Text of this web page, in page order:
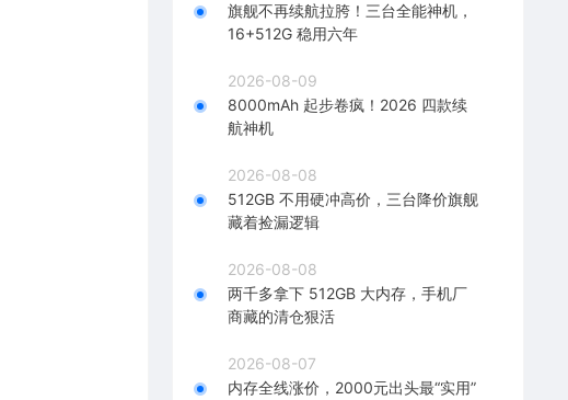
旗舰不再续航拉胯！三台全能神机，
16+512G 稳用六年
2026-08-09
8000mAh 起步卷疯！2026 四款续
航神机
2026-08-08
512GB 不用硬冲高价，三台降价旗舰
藏着捡漏逻辑
2026-08-08
两千多拿下 512GB 大内存，手机厂
商藏的清仓狠活
2026-08-07
内存全线涨价，2000元出头最“实用”